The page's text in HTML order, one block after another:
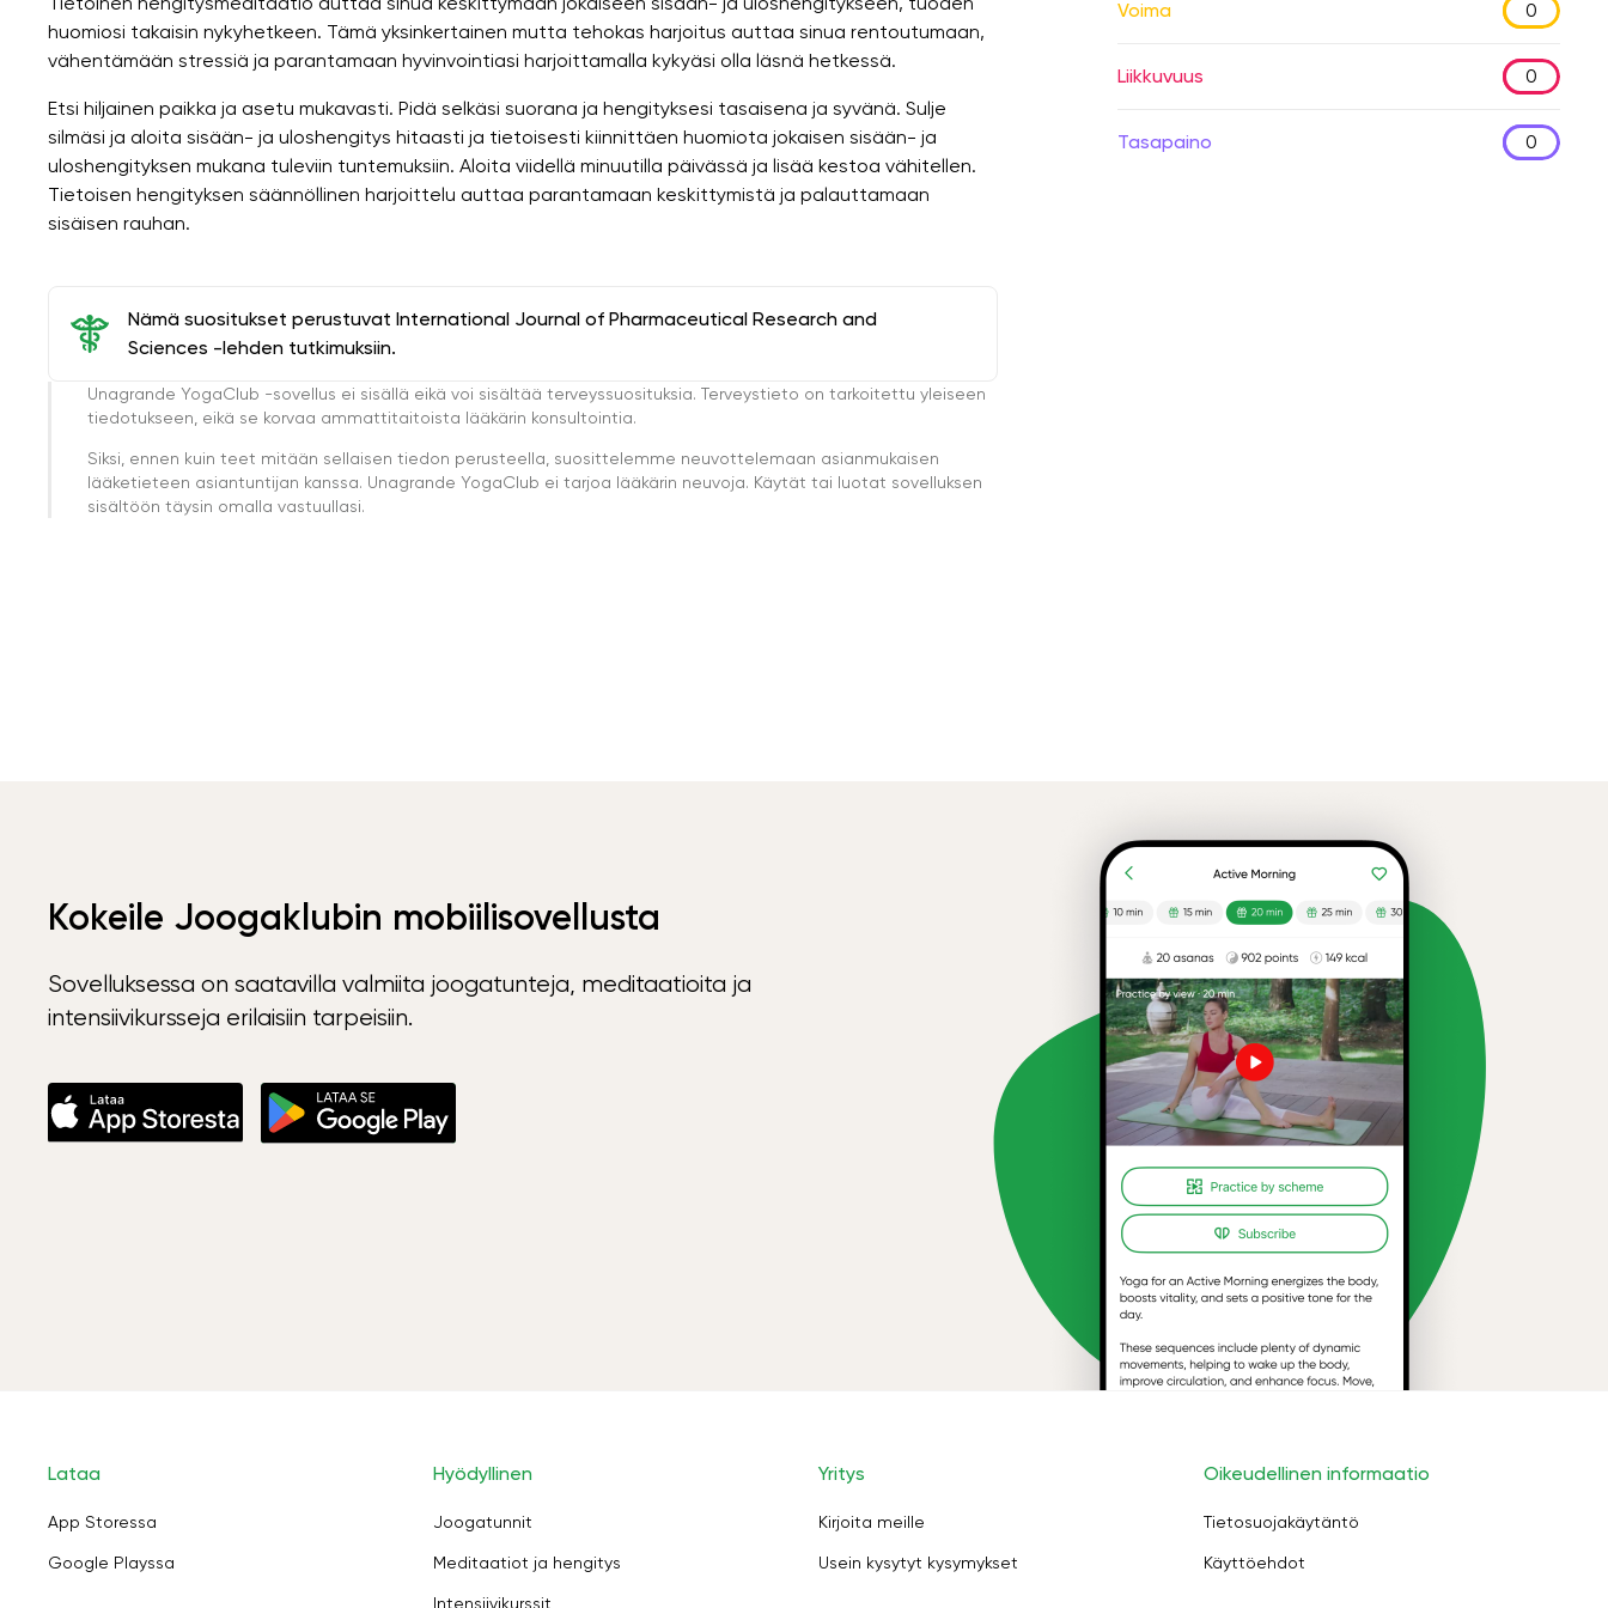
huomiosi takaisin nykyhetkeen. Tämä yksinkertainen mutta tehokas harjoitus auttaa sinua rentoutumaan,
vähentämään stressiä ja parantamaan hyvinvointiasi harjoittamalla kykyäsi olla läsnä hetkessä.
Etsi hiljainen paikka ja asetu mukavasti. Pidä selkäsi suorana ja hengityksesi tasaisena ja syvänä. Sulje
silmäsi ja aloita sisään- ja uloshengitys hitaasti ja tietoisesti kiinnittäen huomiota jokaisen sisään- ja
uloshengityksen mukana tuleviin tuntemuksiin. Aloita viidellä minuutilla päivässä ja lisää kestoa vähitellen.
Tietoisen hengityksen säännöllinen harjoittelu auttaa parantamaan keskittymistä ja palauttamaan
sisäisen rauhan.
Nämä suositukset perustuvat International Journal of Pharmaceutical Research and
Sciences -lehden tutkimuksiin.
Unagrande YogaClub -sovellus ei sisällä eikä voi sisältää terveyssuosituksia. Terveystieto on tarkoitettu yleiseen
tiedotukseen, eikä se korvaa ammattitaitoista lääkärin konsultointia.
Siksi, ennen kuin teet mitään sellaisen tiedon perusteella, suosittelemme neuvottelemaan asianmukaisen
lääketieteen asiantuntijan kanssa. Unagrande YogaClub ei tarjoa lääkärin neuvoja. Käytät tai luotat sovelluksen
sisältöön täysin omalla vastuullasi.
Voima 0
Liikkuvuus 0
Tasapaino 0
Kokeile Joogaklubin mobiilisovellusta
Sovelluksessa on saatavilla valmiita joogatunteja, meditaatioita ja
intensiivikursseja erilaisiin tarpeisiin.
Lataa
App Storessa
Google Playssa
Hyödyllinen
Joogatunnit
Meditaatiot ja hengitys
Intensiivikurssit
Yritys
Kirjoita meille
Usein kysytyt kysymykset
Oikeudellinen informaatio
Tietosuojakäytäntö
Käyttöehdot